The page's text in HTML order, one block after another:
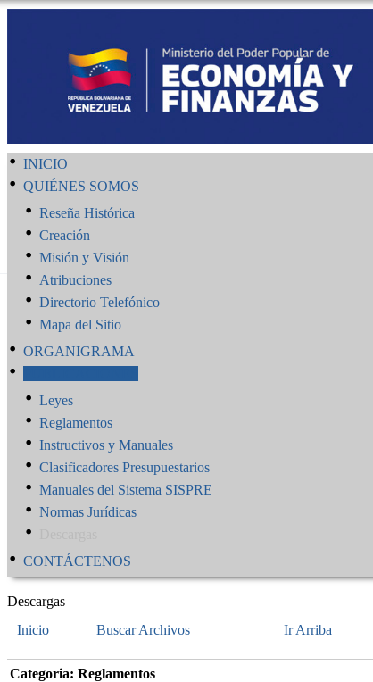
INICIO
QUIÉNES SOMOS
Reseña Histórica
Creación
Misión y Visión
Atribuciones
Directorio Telefónico
Mapa del Sitio
ORGANIGRAMA
Leyes
Reglamentos
Instructivos y Manuales
Clasificadores Presupuestarios
Manuales del Sistema SISPRE
Normas Jurídicas
CONTÁCTENOS
Descargas
Inicio
Buscar Archivos Ir Arriba
Categoria: Reglamentos